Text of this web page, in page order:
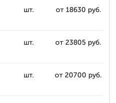
шт. от 18630 руб.
шт. от 23805 руб.
шт. от 20700 руб.